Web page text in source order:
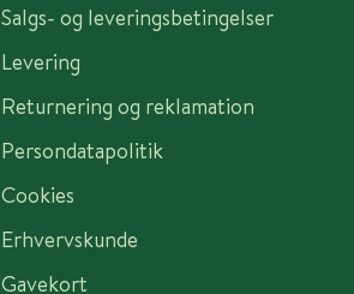
Salgs- og leveringsbetingelser
Levering
Returnering og reklamation
Persondatapolitik
Cookies
Erhvervskunde
Gavekort